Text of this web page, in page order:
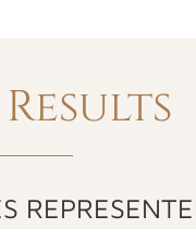
Results